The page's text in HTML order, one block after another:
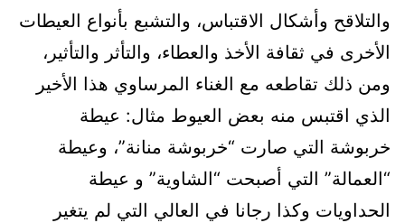
والتلاقح وأشكال الاقتباس، والتشبع بأنواع العيطات
الأخرى في ثقافة الأخذ والعطاء، والتأثر والتأثير،
ومن ذلك تقاطعه مع الغناء المرساوي هذا الأخير
الذي اقتبس منه بعض العيوط مثال: عيطة
خربوشة التي صارت “خربوشة منانة”، وعيطة
“العمالة” التي أصبحت “الشاوية” و عيطة
الحداويات وكذا رجانا في العالي التي لم يتغير